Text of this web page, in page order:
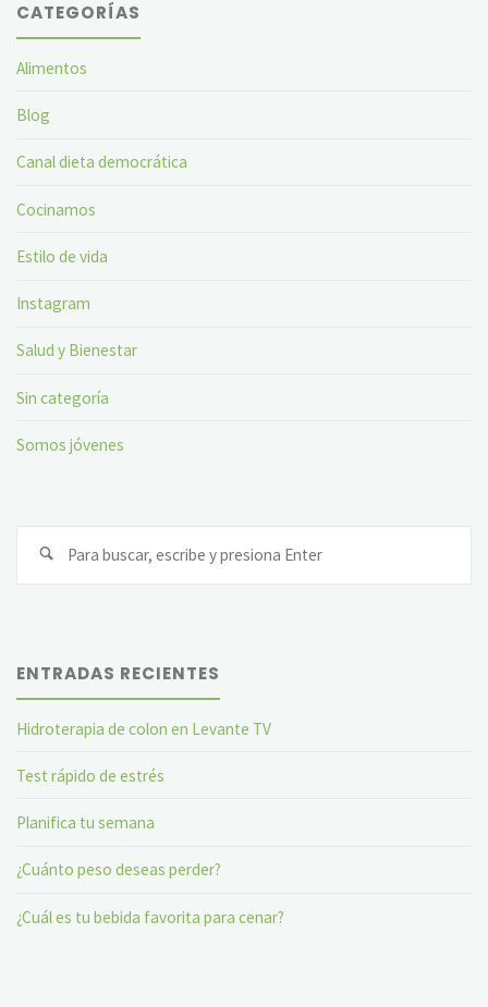
CATEGORÍAS
Alimentos
Blog
Canal dieta democrática
Cocinamos
Estilo de vida
Instagram
Salud y Bienestar
Sin categoría
Somos jóvenes
ENTRADAS RECIENTES
Hidroterapia de colon en Levante TV
Test rápido de estrés
Planifica tu semana
¿Cuánto peso deseas perder?
¿Cuál es tu bebida favorita para cenar?